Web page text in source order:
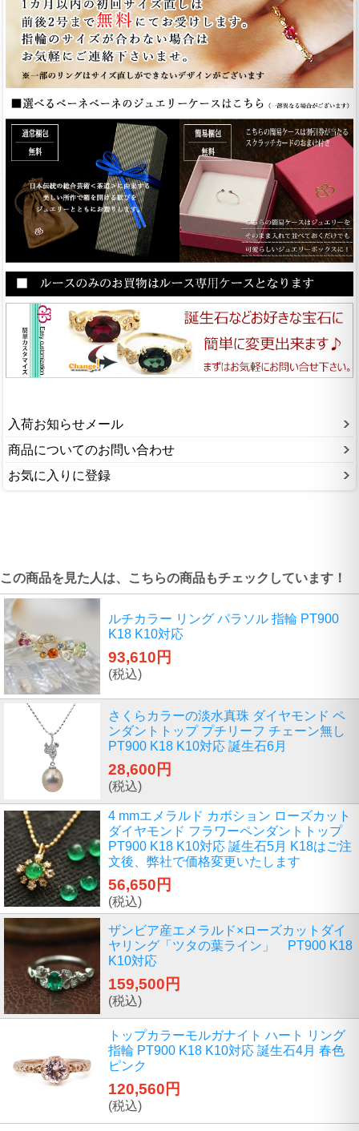
入荷お知らせメール
商品についてのお問い合わせ
お気に入りに登録
この商品を見た人は、こちらの商品もチェックしています！
ルチカラー リング パラソル 指輪 PT900
K18 K10対応
93,610円
(税込)
さくらカラーの淡水真珠 ダイヤモンド ペ
ンダントトップ プチリーフ チェーン無し
PT900 K18 K10対応 誕生石6月
28,600円
(税込)
4 mmエメラルド カボション ローズカット
ダイヤモンド フラワーペンダントトップ
PT900 K18 K10対応 誕生石5月 K18はご注
文後、弊社で価格変更いたします
56,650円
(税込)
ザンビア産エメラルド×ローズカットダイ
ヤリング「ツタの葉ライン」 PT900 K18
K10対応
159,500円
(税込)
トップカラーモルガナイト ハート リング
指輪 PT900 K18 K10対応 誕生石4月 春色
ピンク
120,560円
(税込)